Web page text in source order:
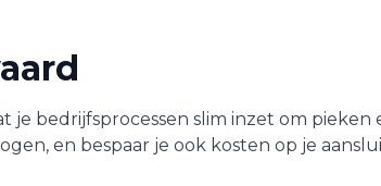
je bedrijfsprocessen slim inzet om
en bespaar je ook kosten op je